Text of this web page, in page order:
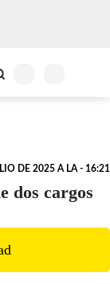
DE 2025 A LA - 16:21
dos cargos